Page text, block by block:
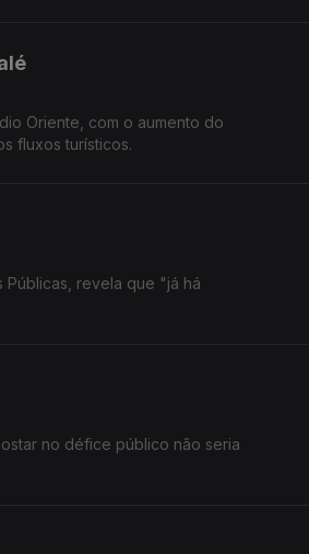
Oriente, com o aumento do
fluxos turísticos.
Públicas, revela que "já há
no défice público não seria